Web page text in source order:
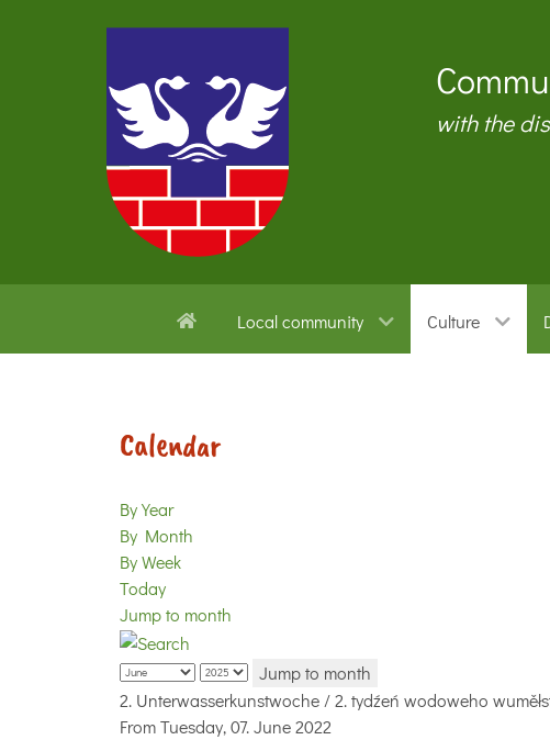
with the
Local community Culture
Calendar
By Year
By Month
By Week
Today
Jump to month
Jump to month
2. Unterwasserkunstwoche / 2. tydźeń wodoweho
From Tuesday, 07. June 2022